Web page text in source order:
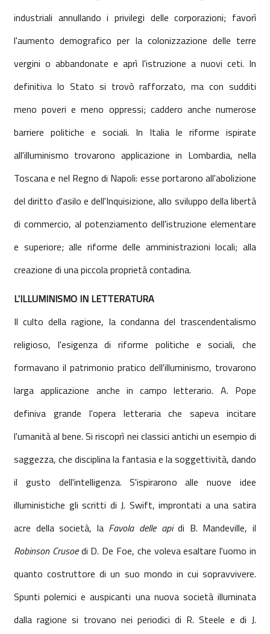
industriali annullando i privilegi delle corporazioni; favorì
l'aumento demografico per la colonizzazione delle terre
vergini o abbandonate e aprì l'istruzione a nuovi ceti. In
definitiva lo Stato si trovò rafforzato, ma con sudditi
meno poveri e meno oppressi; caddero anche numerose
barriere politiche e sociali. In Italia le riforme ispirate
all'illuminismo trovarono applicazione in Lombardia, nella
Toscana e nel Regno di Napoli: esse portarono all'abolizione
del diritto d'asilo e dell'Inquisizione, allo sviluppo della libertà
di commercio, al potenziamento dell'istruzione elementare
e superiore; alle riforme delle amministrazioni locali; alla
creazione di una piccola proprietà contadina.
L'ILLUMINISMO IN LETTERATURA
Il culto della ragione, la condanna del trascendentalismo
religioso, l'esigenza di riforme politiche e sociali, che
formavano il patrimonio pratico dell'illuminismo, trovarono
larga applicazione anche in campo letterario. A. Pope
definiva grande l'opera letteraria che sapeva incitare
l'umanità al bene. Si riscoprì nei classici antichi un esempio di
saggezza, che disciplina la fantasia e la soggettività, dando
il gusto dell'intelligenza. S'ispirarono alle nuove idee
illuministiche gli scritti di J. Swift, improntati a una satira
acre della società, la Favola delle apidi B. Mandeville, il
Robinson Crusoedi D. De Foe, che voleva esaltare l'uomo in
quanto costruttore di un suo mondo in cui sopravvivere.
Spunti polemici e auspicanti una nuova società illuminata
dalla ragione si trovano nei periodici di R. Steele e di J.